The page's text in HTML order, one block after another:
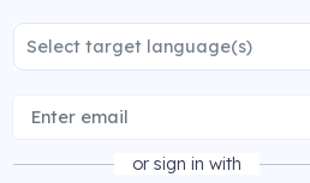
Select target language(s)
or sign in with